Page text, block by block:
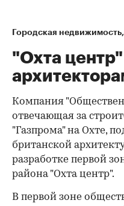
Городская недвижимость⁠,
"Охта
Компания
отвечающая за
"Газпрома" на Охте,
британской
разработке первой
района "Охта центр".
В первой зоне